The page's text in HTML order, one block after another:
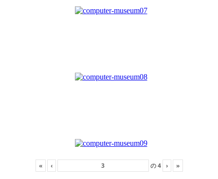
« ‹ の4 › »